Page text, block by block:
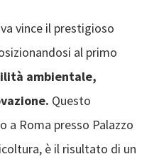
vince il prestigioso
al primo
ambientale,
Questo
a Roma presso Palazzo
è il risultato di un